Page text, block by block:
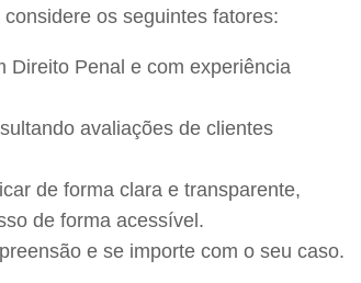
considere os seguintes fatores:
Direito Penal e com experiência
avaliações de clientes
de forma clara e transparente,
de forma acessível.
e se importe com o seu caso.